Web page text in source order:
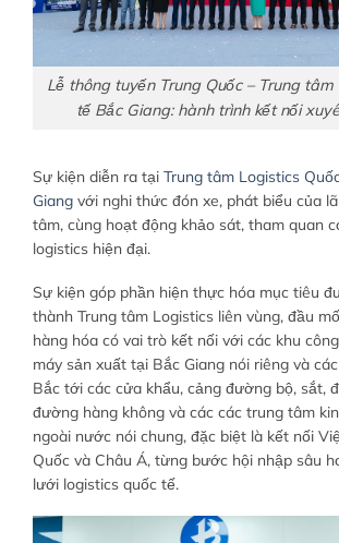
Lễ thông tuyến Trung Quốc – Trung tâm
tế Bắc Giang: hành trình kết nối
Sự kiện diễn ra tại Trung tâm Logistics
Giang với nghi thức đón xe, phát biểu của
tâm, cùng hoạt động khảo sát, tham quan
logistics hiện đại.
Sự kiện góp phần hiện thực hóa mục tiêu
thành Trung tâm Logistics liên vùng, đầu
hàng hóa có vai trò kết nối với các khu
máy sản xuất tại Bắc Giang nói riêng và
Bắc tới các cửa khẩu, cảng đường bộ, sắt,
đường hàng không và các các trung tâm
ngoài nước nói chung, đặc biệt là kết nối
Quốc và Châu Á, từng bước hội nhập sâu
lưới logistics quốc tế.